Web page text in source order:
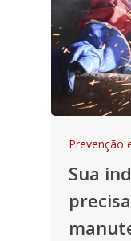
Prevenção
Sua